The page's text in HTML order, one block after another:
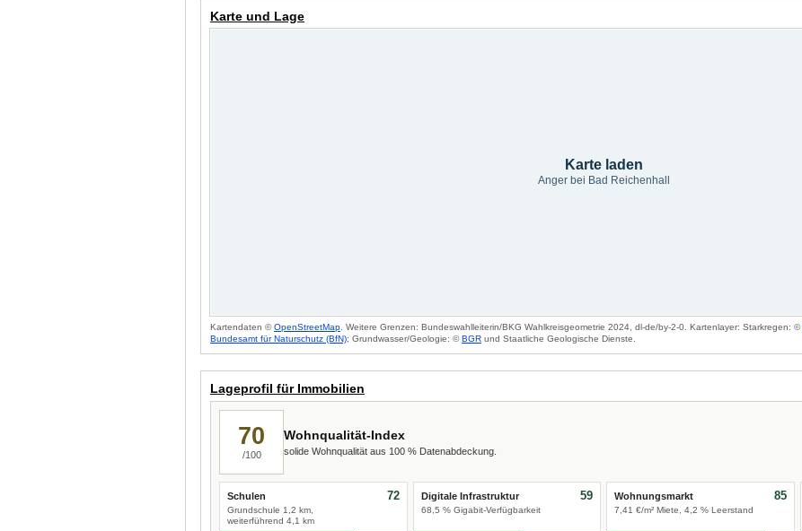
Karte und Lage
Karte laden
Anger bei Bad Reichenhall
Kartendaten ©OpenStreetMap . Weitere Grenzen: Bundeswahlleiterin/BKG Wahlkreisgeometrie 2024, dl-de/by-2-0. Kartenlayer: Starkregen: ©
Bundesamt für Naturschutz (BfN); Grundwasser/Geologie: ©BGR und Staatliche Geologische Dienste.
Lageprofil für Immobilien
70
/100
Wohnqualität-Index
solide Wohnqualität aus 100 % Datenabdeckung.
Schulen
Grundschule 1,2 km,
weiterführend 4,1 km
72 Digitale Infrastruktur
68,5 % Gigabit-Verfügbarkeit
59 Wohnungsmarkt
7,41 €/m² Miete, 4,2 % Leerstand
85